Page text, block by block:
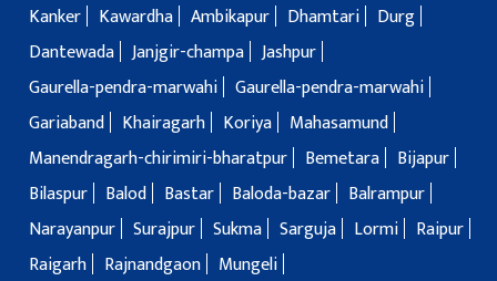
Kanker
Kawardha Ambikapur Dhamtari
Durg
Dantewada Janjgir-champa Jashpur
Gaurella-pendra-marwahi Gaurella-pendra-marwahi
Gariaband
Khairagarh Koriya
Mahasamund
Manendragarh-chirimiri-bharatpur
Bemetara
Bijapur
Bilaspur
Balod Bastar Baloda-bazar
Balrampur
Narayanpur Surajpur Sukma Sarguja Lormi
Raipur
Raigarh
Rajnandgaon Mungeli